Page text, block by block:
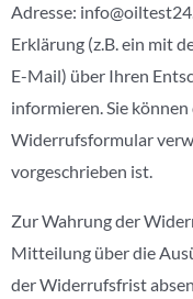
Adresse:
Erklärung (z.B. ein mit
E-Mail) über Ihren
informieren. Sie
Widerrufsformular
vorgeschrieben ist.
Zur Wahrung der
Mitteilung über die
der Widerrufsfrist